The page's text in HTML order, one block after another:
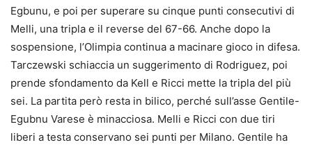
Egbunu, e poi per superare su cinque punti consecutivi di
Melli, una tripla e il reverse del 67-66. Anche dopo la
sospensione, l’Olimpia continua a macinare gioco in difesa.
Tarczewski schiaccia un suggerimento di Rodriguez, poi
prende sfondamento da Kell e Ricci mette la tripla del più
sei. La partita però resta in bilico, perché sull’asse Gentile-
Egubnu Varese è minacciosa. Melli e Ricci con due tiri
liberi a testa conservano sei punti per Milano. Gentile ha